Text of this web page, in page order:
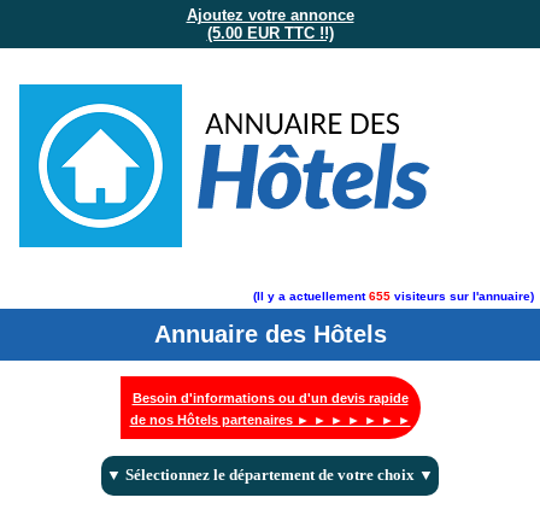
Ajoutez votre annonce
(5.00 EUR TTC !!)
(Il y a actuellement655 visiteurs sur l'annuaire)
Annuaire des Hôtels
Besoin d'informations ou d'un devis rapide
de nos Hôtels partenaires ► ► ► ► ► ► ►
▼ Sélectionnez le département de votre choix ▼